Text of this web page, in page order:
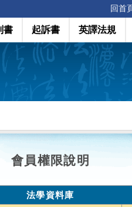
回首
書 起訴書 英譯法規
會員權限說明
法學資料庫